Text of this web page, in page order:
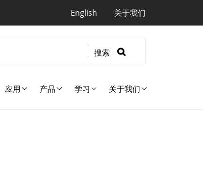
English Quicklinks
关于我们
搜索
应用 产品 学习 关于我们